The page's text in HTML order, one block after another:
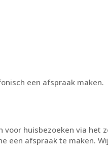
een afspraak maken.
huisbezoeken via het
een afspraak te maken.